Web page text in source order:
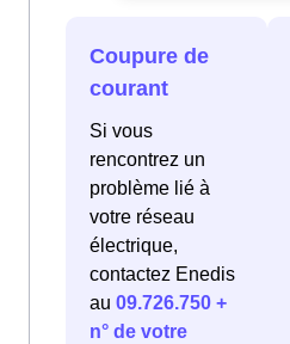
Coupure de
courant
Si vous
rencontrez un
problème lié à
votre réseau
électrique,
contactez Enedis
au 09.726.750 +
n° de votre